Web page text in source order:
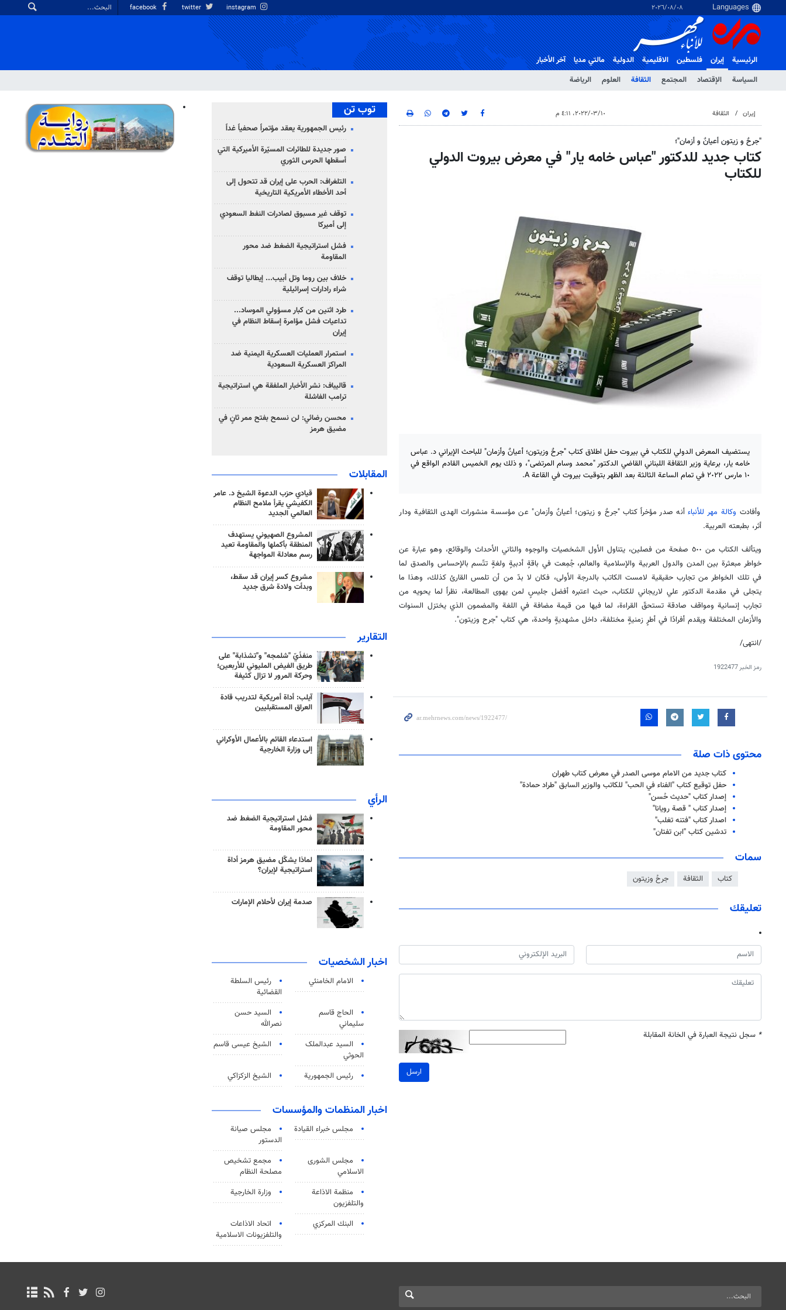
٠٨‏/٠٨‏/٢٠٢٦
الرئيسية
إيران
السياسة
الإقتصاد المجتمع الثقافة العلوم الرياضة
فلسطین الاقلیمیة الدولية مالتي مدیا آخر الأخبار
إيران الثقافة ١٠‏/٠٣‏/٢٠٢٢، ٤:١١ م
"جرحٌ و زیتون أعیانٌ و أزمان"؛
کتاب جدید للدکتور "عباس خامه یار" في معرض بيروت الدولي
للکتاب
یستضیف المعرض الدولي للکتاب في بیروت حفل اطلاق كتاب "جرحٌ وزيتون؛ أعيانٌ وأزمان" للباحث الإيراني د. عباس
خامه يار، برعاية وزير الثقافة اللبناني القاضي الدكتور "محمد وسام المرتضى"، و ذلك يوم الخميس القادم الواقع في
١٠ مارس ٢٠٢٢ في تمام الساعة الثالثة بعد الظهر بتوقيت بيروت في القاعة A.
وأفادت وكالة مهر للأنباءأنه صدر مؤخراً كتاب "جرحٌ و زيتون؛ أعيانٌ وأزمان" عن مؤسسة منشورات الهدى الثقافية ودار
أثر، بطبعته العربية.
ويتألف الكتاب من ٥٠٠ صفحة من فصلين، يتناول الأول الشخصيات والوجوه والثاني الأحداث والوقائع، وهو عبارة عن
خواطر مبعثرة بين المدن والدول العربية والإسلامية والعالم، جُمِعت في باقةٍ أدبيةٍ ولغةٍ تتّسم بالإحساس والصدق لما
في تلك الخواطر من تجارب حقيقية لامست الكاتب بالدرجة الأولى، فكان لا بدّ من أن تلمس القارئ كذلك، وهذا ما
يتجلى في مقدمة الدكتور علي لاريجاني للكتاب، حيث اعتبره أفضل جليسٍ لمن يهوى المطالعة، نظراً لما يحويه من
تجارب إنسانية ومواقف صادقة تستحقّ القراءة، لما فيها من قيمة مضافة في اللغة والمضمون الذي يختزل السنوات
والأزمان المختلفة ويقدم أفرادًا في أطرٍ زمنيةٍ مختلفة، داخل مشهديةٍ واحدة، هي كتاب "جرح وزيتون".
/انتهى/
رمز الخبر1922477
محتوى ذات صلة
كتاب جديد من الامام موسى الصدر في معرض كتاب طهران
حفل توقيع كتاب "الفناء في الحب" للكاتب والوزير السابق "طراد حمادة"
إصدار كتاب "حديث حُسن"
إصدار كتاب " قصة رويانا"
اصدار كتاب "فتنه تغلب"
تدشين كتاب "ابن تفتان"
سمات
كتاب الثقافة جرحُ وزيتون
تعليقك
* سجل نتيجة العبارة في الخانة المقابلة
ارسل
توب تن
رئيس الجمهورية يعقد مؤتمراً صحفياً غداً
صور جديدة للطائرات المسيّرة الأميركية التي
أسقطها الحرس الثوري
التلغراف: الحرب على إيران قد تتحول إلى
أحد الأخطاء الأمريكية التاريخية
توقف غير مسبوق لصادرات النفط السعودي
إلى أميركا
فشل استراتيجية الضغط ضد محور
المقاومة
خلاف بين روما وتل أبيب... إيطاليا توقف
شراء رادارات إسرائيلية
طرد اثنين من كبار مسؤولي الموساد...
تداعيات فشل مؤامرة إسقاط النظام في
إيران
استمرار العمليات العسكرية اليمنية ضد
المراكز العسكرية السعودية
قاليباف: نشر الأخبار الملفقة هي استراتيجية
ترامب الفاشلة
محسن رضائي: لن نسمح بفتح ممر ثانٍ في
مضيق هرمز
المقابلات
قيادي حزب الدعوة الشيخ د. عامر
الكفيشي يقرأ ملامح النظام
العالمي الجديد
المشروع الصهيوني يستهدف
المنطقة بأكملها والمقاومة تعيد
رسم معادلة المواجهة
مشروع كسر إيران قد سقط،
وبدأت ولادة شرق جديد
التقارير
منفذَيّ "شلمجه" و"تشذابة" على
طريق الفيض المليوني للأربعين؛
وحركة المرور لا تزال كثيفة
آيلب: أداة أمريكية لتدريب قادة
العراق المستقبليين
استدعاء القائم بالأعمال الأوكراني
إلى وزارة الخارجية
الرأي
فشل استراتيجية الضغط ضد
محور المقاومة
لماذا يشكّل مضيق هرمز أداة
استراتيجية لإيران؟
صدمة إيران لأحلام الإمارات
اخبار الشخصيات
الامام الخامنئي
رئیس السلطة
القضائیة
الحاج قاسم
سليماني
السيد حسن
نصرالله
السید عبدالملک
الحوثي
الشيخ عيسى قاسم
رئيس الجمهورية الشيخ الزكزاكي
اخبار المنظمات والمؤسسات
مجلس خبراء القيادة
مجلس صيانة
الدستور
مجلس الشورى
الاسلامي
مجمع تشخيص
مصلحة النظام
منظمة الاذاعة
والتلفزیون
وزارة الخارجية
البنك المركزي
اتحاد الاذاعات
والتلفزيونات الاسلامية